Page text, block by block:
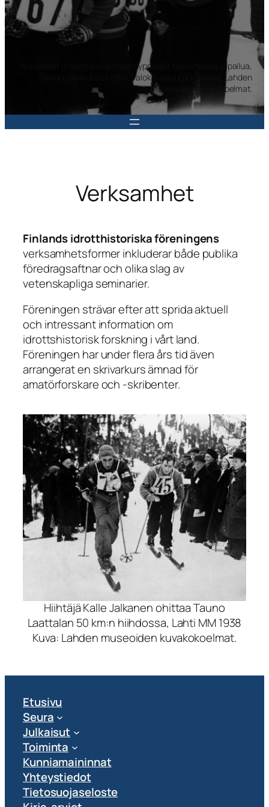
Norjalaiset ja ruotsalaiset mäkihyppääjät katsomassa kilpailua,
Salpausselän kisat 1959. Valokuvaaja Erkki Halme. Lahden
museoiden kuvakokoelmat.
Verksamhet
Finlands idrotthistoriska föreningens
verksamhetsformer inkluderar både publika
föredragsaftnar och olika slag av
vetenskapliga seminarier.
Föreningen strävar efter att sprida aktuell
och intressant information om
idrottshistorisk forskning i vårt land.
Föreningen har under flera års tid även
arrangerat en skrivarkurs ämnad för
amatörforskare och -skribenter.
Hiihtäjä Kalle Jalkanen ohittaa Tauno
Laattalan 50 km:n hiihdossa, Lahti MM 1938
Kuva: Lahden museoiden kuvakokoelmat.
Etusivu
Seura
Julkaisut
Toiminta
Kunniamaininnat
Yhteystiedot
Tietosuojaseloste